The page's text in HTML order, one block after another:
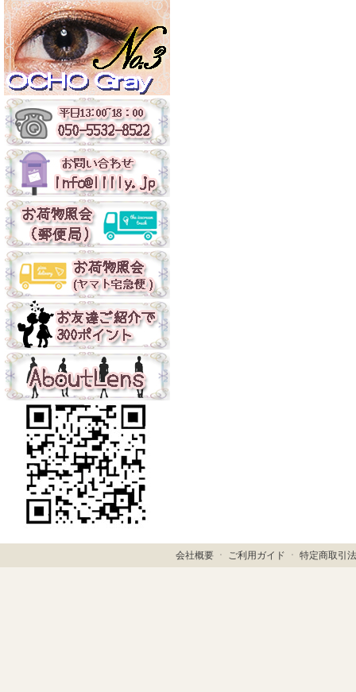
会社概要 ㆍ ご利用ガイド ㆍ特定商取引